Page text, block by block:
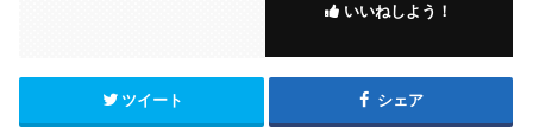
いいねしよう！
ツイート シェア